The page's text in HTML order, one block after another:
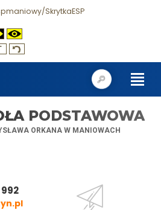
SkrytkaESP
PODSTAWOWA
ORKANA W MANIOWACH
992